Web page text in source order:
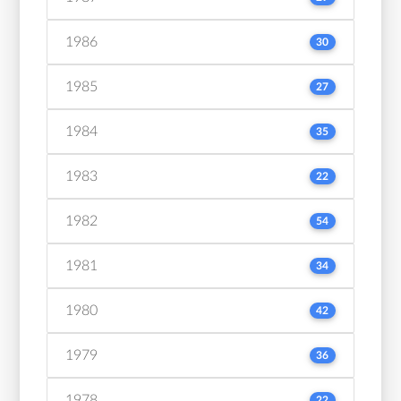
1986 30
1985 27
1984 35
1983 22
1982 54
1981 34
1980 42
1979 36